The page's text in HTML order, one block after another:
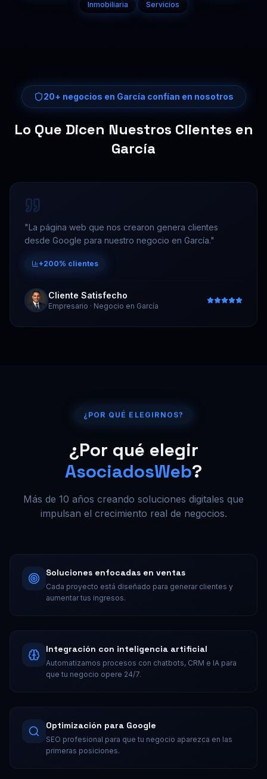
Inmobiliaria Servicios
20+ negocios en García confían en nosotros
Lo Que Dicen Nuestros Clientes en
García
"La página web que nos crearon genera clientes
desde Google para nuestro negocio en García."
+200% clientes
Cliente Satisfecho
Empresario · Negocio en García
¿POR QUÉ ELEGIRNOS?
¿Por qué elegir
AsociadosWeb?
Más de 10 años creando soluciones digitales que
impulsan el crecimiento real de negocios.
Soluciones enfocadas en ventas
Cada proyecto está diseñado para generar clientes y
aumentar tus ingresos.
Integración con inteligencia artificial
Automatizamos procesos con chatbots, CRM e IA para
que tu negocio opere 24/7.
Optimización para Google
SEO profesional para que tu negocio aparezca en las
primeras posiciones.